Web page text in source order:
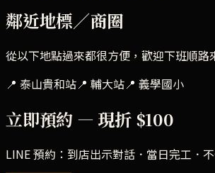
鄰近地標／商圈
從以下地點過來都很方便，歡迎下班順路
📍 泰山貴和站📍 輔大站📍 義學國小
立即預約 — 現折 $100
LINE 預約：到店出示對話．當日完工．